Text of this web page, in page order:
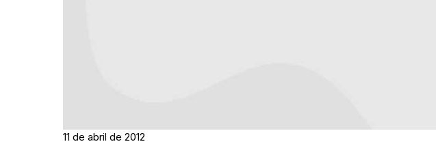
11 de abril de 2012